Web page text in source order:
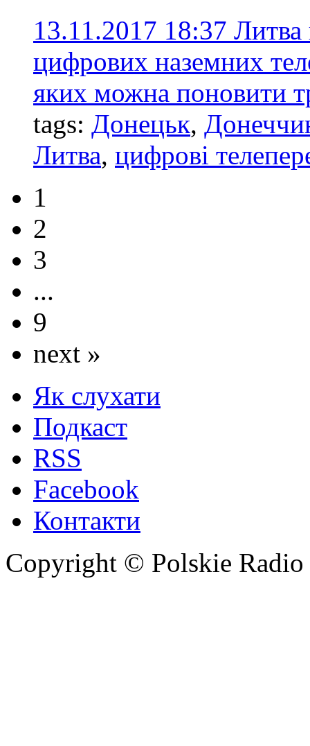
13.11.2017 18:37 Литва
цифрових наземних
яких можна поновити
tags: Донецьк,
Литва, цифрові
1
2
3
...
9
next »
Як слухати
Подкаст
RSS
Facebook
Контакти
Copyright © Polskie